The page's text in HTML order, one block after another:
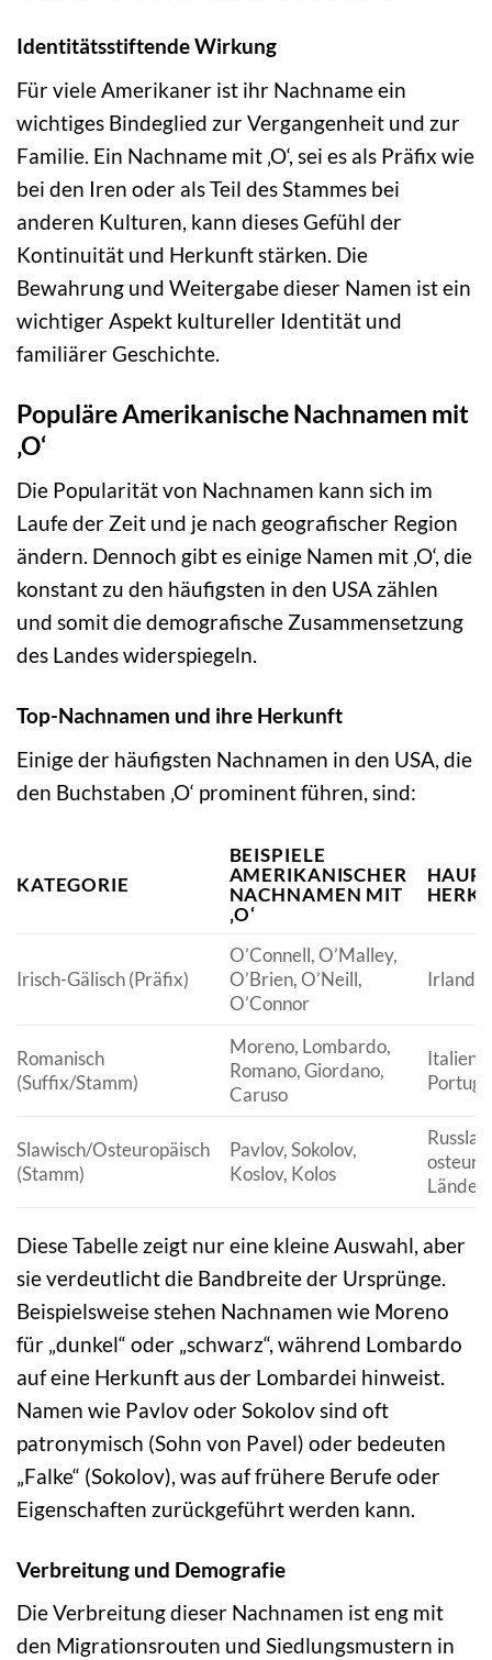
Identitätsstiftende Wirkung
Für viele Amerikaner ist ihr Nachname ein
wichtiges Bindeglied zur Vergangenheit und zur
Familie. Ein Nachname mit ‚O‘, sei es als Präfix wie
bei den Iren oder als Teil des Stammes bei
anderen Kulturen, kann dieses Gefühl der
Kontinuität und Herkunft stärken. Die
Bewahrung und Weitergabe dieser Namen ist ein
wichtiger Aspekt kultureller Identität und
familiärer Geschichte.
Populäre Amerikanische Nachnamen mit
‚O‘
Die Popularität von Nachnamen kann sich im
Laufe der Zeit und je nach geografischer Region
ändern. Dennoch gibt es einige Namen mit ‚O‘, die
konstant zu den häufigsten in den USA zählen
und somit die demografische Zusammensetzung
des Landes widerspiegeln.
Top-Nachnamen und ihre Herkunft
Einige der häufigsten Nachnamen in den USA, die
den Buchstaben ‚O‘ prominent führen, sind:
KATEGORIE
BEISPIELE
AMERIKANISCHER
NACHNAMEN MIT
‚O‘
Irisch-Gälisch (Präfix)
O’Connell, O’Malley,
O’Brien, O’Neill,
O’Connor
Irland
Romanisch
(Suffix/Stamm)
Moreno, Lombardo,
Romano, Giordano,
Caruso
Italien,
Slawisch/Osteuropäisch
(Stamm)
Pavlov, Sokolov,
Koslov, Kolos
Länder
Diese Tabelle zeigt nur eine kleine Auswahl, aber
sie verdeutlicht die Bandbreite der Ursprünge.
Beispielsweise stehen Nachnamen wie Moreno
für „dunkel“ oder „schwarz“, während Lombardo
auf eine Herkunft aus der Lombardei hinweist.
Namen wie Pavlov oder Sokolov sind oft
patronymisch (Sohn von Pavel) oder bedeuten
„Falke“ (Sokolov), was auf frühere Berufe oder
Eigenschaften zurückgeführt werden kann.
Verbreitung und Demografie
Die Verbreitung dieser Nachnamen ist eng mit
den Migrationsrouten und Siedlungsmustern in